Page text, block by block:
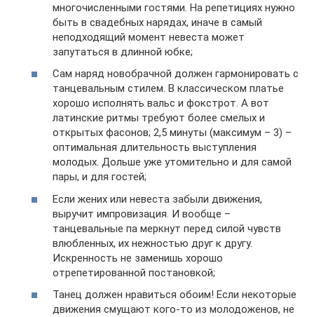
многочисленными гостями. На репетициях нужно
быть в свадебных нарядах, иначе в самый
неподходящий момент невеста может
запутаться в длинной юбке;
Сам наряд новобрачной должен гармонировать с
танцевальным стилем. В классическом платье
хорошо исполнять вальс и фокстрот. А вот
латинские ритмы требуют более смелых и
открытых фасонов; 2,5 минуты (максимум – 3) –
оптимальная длительность выступления
молодых. Дольше уже утомительно и для самой
пары, и для гостей;
Если жених или невеста забыли движения,
выручит импровизация. И вообще –
танцевальные па меркнут перед силой чувств
влюбленных, их нежностью друг к другу.
Искренность не заменишь хорошо
отрепетированной постановкой;
Танец должен нравиться обоим! Если некоторые
движения смущают кого-то из молодоженов, не